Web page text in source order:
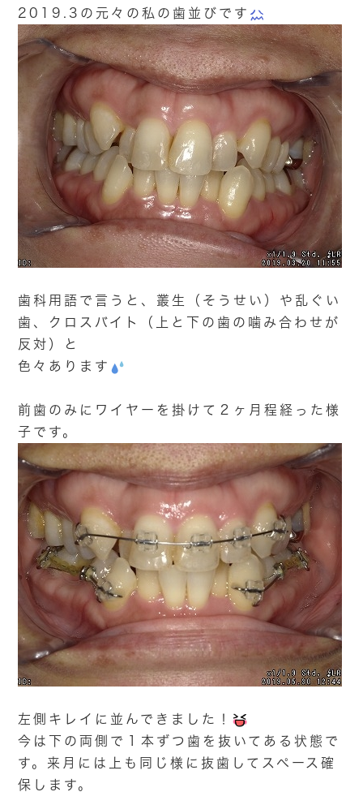
2019.3の元々の私の歯並びです
歯科用語で言うと、叢生（そうせい）や乱ぐい
歯、クロスバイト（上と下の歯の噛み合わせが
反対）と
色々あります
前歯のみにワイヤーを掛けて２ヶ月程経った様
子です。
左側キレイに並んできました！
今は下の両側で１本ずつ歯を抜いてある状態で
す。来月には上も同じ様に抜歯してスペース確
保します。